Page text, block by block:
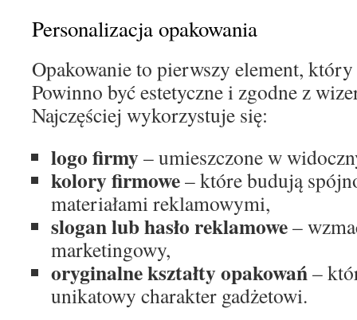
Personalizacja opakowania
Opakowanie to pierwszy element,
Powinno być estetyczne i zgodne z
Najczęściej wykorzystuje się:
logo firmy– umieszczone w
kolory firmowe– które budują
materiałami reklamowymi,
slogan lub hasło reklamowe–
marketingowy,
oryginalne kształty opakowań–
unikatowy charakter gadżetowi.